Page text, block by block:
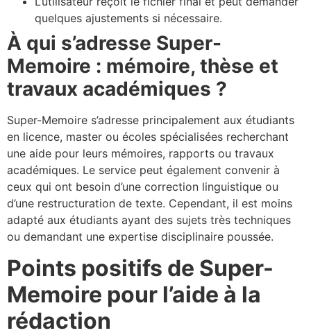
quelques ajustements si nécessaire.
À qui s’adresse Super-
Memoire : mémoire, thèse et
travaux académiques ?
Super-Memoire s’adresse principalement aux étudiants
en licence, master ou écoles spécialisées recherchant
une aide pour leurs mémoires, rapports ou travaux
académiques. Le service peut également convenir à
ceux qui ont besoin d’une correction linguistique ou
d’une restructuration de texte. Cependant, il est moins
adapté aux étudiants ayant des sujets très techniques
ou demandant une expertise disciplinaire poussée.
Points positifs de Super-
Memoire pour l’aide à la
rédaction